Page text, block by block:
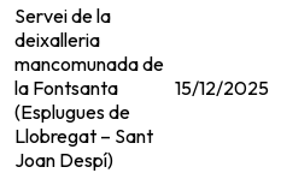
Servei de la
deixalleria
mancomunada de
la Fontsanta
(Esplugues de
Llobregat – Sant
Joan Despí)
15/12/2025